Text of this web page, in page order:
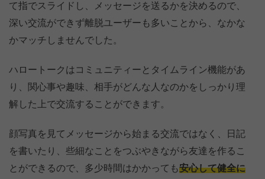
て指でスライドし、メッセージを送るかを決めるので、
深い交流ができず離脱ユーザーも多いことから、なかな
かマッチしませんでした。
ハロートークはコミュニティーとタイムライン機能があ
り、関心事や趣味、相手がどんな人なのかをしっかり理
解した上で交流することができます。
顔写真を見てメッセージから始まる交流ではなく、日記
を書いたり、些細なことをつぶやきながら友達を作るこ
とができるので、多少時間はかかっても安心して健全に